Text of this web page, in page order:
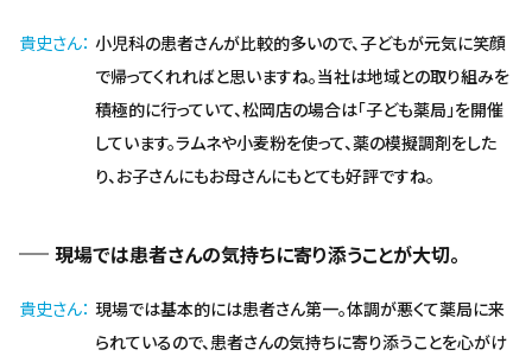
貴史さん 小児科の患者さんが比較的多いので、子どもが元気に笑顔
で帰ってくれればと思いますね。当社は地域との取り組みを
積極的に行っていて、松岡店の場合は「子ども薬局」を開催
しています。ラムネや小麦粉を使って、薬の模擬調剤をした
り、お子さんにもお母さんにもとても好評ですね。
現場では患者さんの気持ちに寄り添うことが大切。
貴史さん 現場では基本的には患者さん第一。体調が悪くて薬局に来
られているので、患者さんの気持ちに寄り添うことを心がけ